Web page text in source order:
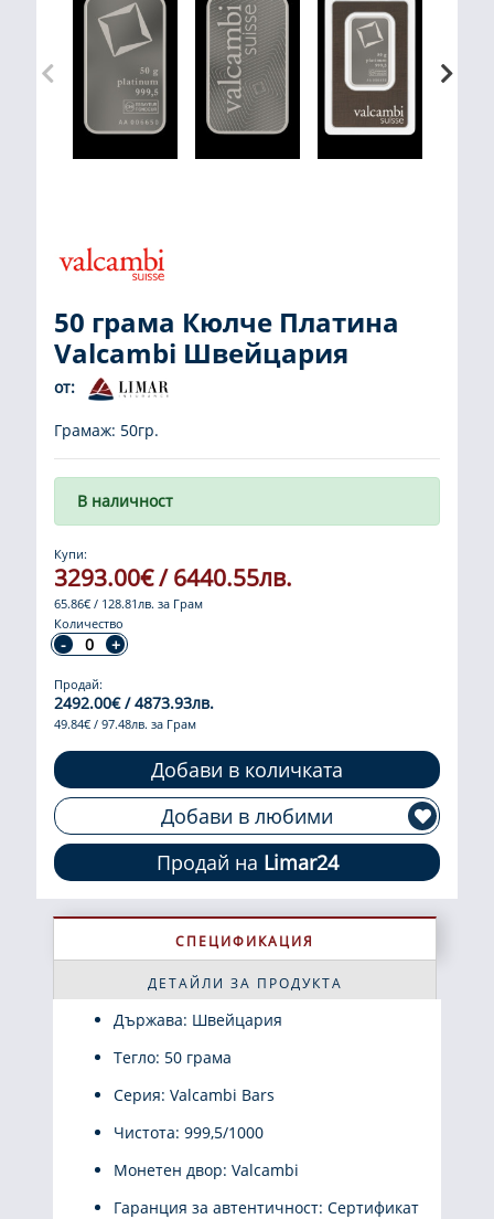
50 грама Кюлче Платина
Valcambi Швейцария
от:
Грамаж: 50гр.
В наличност
Купи:
3293.00€ / 6440.55лв.
65.86€ / 128.81лв. за Грам
Количество
Продай:
2492.00€ / 4873.93лв.
49.84€ / 97.48лв. за Грам
Добави в количката
Добави в любими
Продай на Limar24
СПЕЦИФИКАЦИЯ
ДЕТАЙЛИ ЗА ПРОДУКТА
Държава: Швейцария
Тегло: 50 грама
Серия: Valcambi Bars
Чистота: 999,5/1000
Монетен двор: Valcambi
Гаранция за автентичност: Сертификат